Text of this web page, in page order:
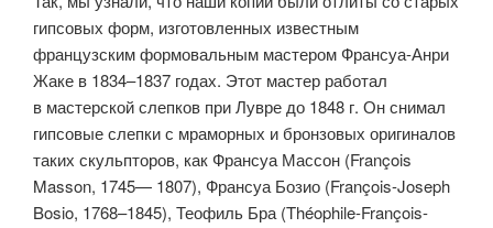
гипсовых форм, изготовленных известным
французским формовальным мастером Франсуа-Анри
Жаке в 1834–1837 годах. Этот мастер работал
в мастерской слепков при Лувре до 1848 г. Он снимал
гипсовые слепки с мраморных и бронзовых оригиналов
таких скульпторов, как Франсуа Массон (François
Masson, 1745— 1807), Франсуа Бозио (François-Joseph
Bosio, 1768–1845), Теофиль Бра (Théophile-François-